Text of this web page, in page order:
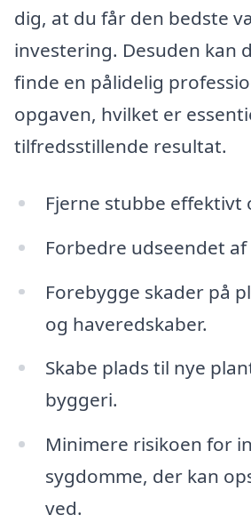
dig, at du får den bedste
investering. Desuden kan
finde en pålidelig
opgaven, hvilket er
tilfredsstillende resultat.
Fjerne stubbe effektivt
Forbedre udseendet af
Forebygge skader på
og haveredskaber.
Skabe plads til nye
byggeri.
Minimere risikoen for
sygdomme, der kan
ved.